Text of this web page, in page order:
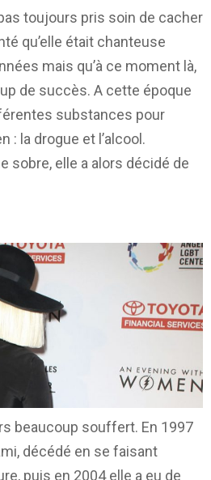
toujours pris soin de cacher
qu’elle était chanteuse
mais qu’à ce moment là,
de succès. A cette époque
substances pour
: la drogue et l’alcool.
sobre, elle a alors décidé de
beaucoup souffert. En 1997
décédé en se faisant
puis en 2004 elle a eu de